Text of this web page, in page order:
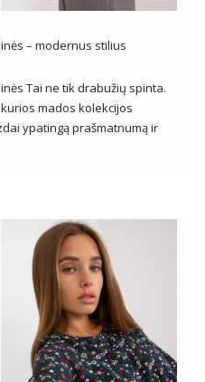
– modernus stilius
Tai ne tik drabužių spinta.
mados kolekcijos
ypatingą prašmatnumą ir